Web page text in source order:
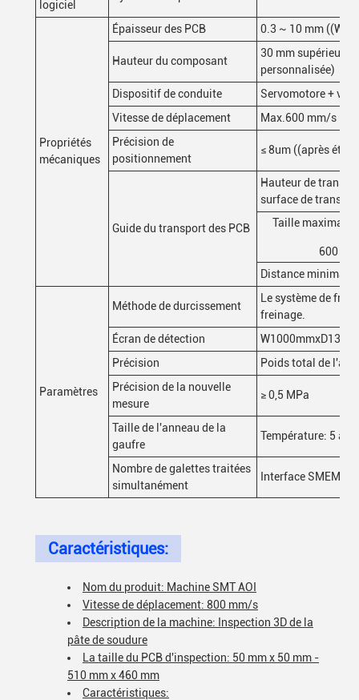
logiciel
Propriétés
mécaniques
Épaisseur des PCB 0.3 ~ 10 mm
Hauteur du composant
30 mm supérieur,
personnalisée)
Dispositif de conduite
Servomotore + vis
Vitesse de déplacement
Max.600 mm/s
Précision de
positionnement
≤ 8um ((après
Guide du transport des PCB
Hauteur de
surface de
Taille maximale
600
Distance minimale
Paramètres
Méthode de durcissement
Le système de
freinage.
Écran de détection
Précision
Poids total de
Précision de la nouvelle
mesure
≥ 0,5 MPa
Taille de l'anneau de la
gaufre
Température: 5 à
Nombre de galettes traitées
simultanément
Interface SMEMA
Caractéristiques:
Nom du produit: Machine SMT AOI
Vitesse de déplacement: 800 mm/s
Description de la machine: Inspection 3D de la
pâte de soudure
La taille du PCB d'inspection: 50 mm x 50 mm -
510 mm x 460 mm
Caractéristiques: